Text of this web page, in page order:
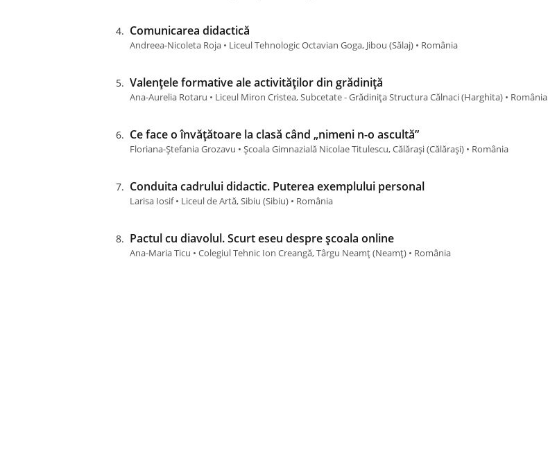
Comunicarea didactică
Andreea-Nicoleta Roja • Liceul Tehnologic Octavian Goga, Jibou (Sălaj) • România
Valențele formative ale activităților din grădiniță
Ana-Aurelia Rotaru • Liceul Miron Cristea, Subcetate - Grădinița Structura Călnaci (Harghita) • România
Ce face o învățătoare la clasă când „nimeni n-o ascultă”
Floriana-Ștefania Grozavu • Școala Gimnazială Nicolae Titulescu, Călărași (Călărași) • România
Conduita cadrului didactic. Puterea exemplului personal
Larisa Iosif • Liceul de Artă, Sibiu (Sibiu) • România
Pactul cu diavolul. Scurt eseu despre școala online
Ana-Maria Ticu • Colegiul Tehnic Ion Creangă, Târgu Neamț (Neamț) • România